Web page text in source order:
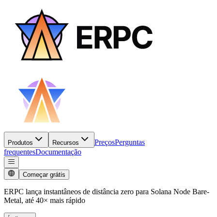
Produtos Recursos PreçosPerguntas
frequentesDocumentação
Começar grátis
ERPC lança instantâneos de distância zero para Solana Node Bare-
Metal, até 40× mais rápido